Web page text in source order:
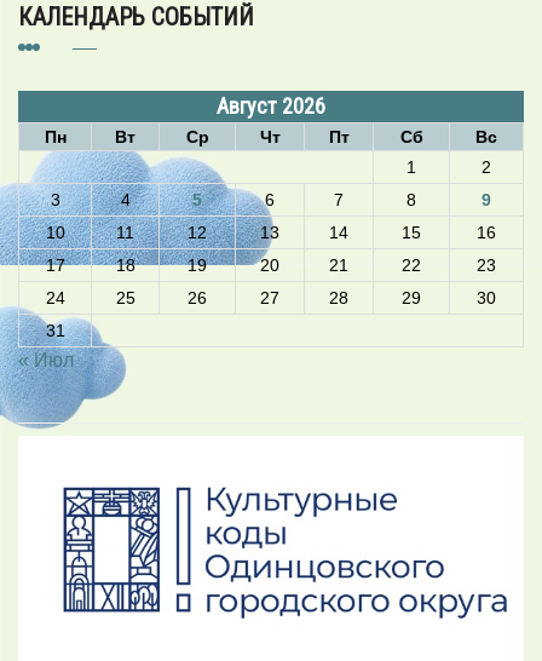
КАЛЕНДАРЬ СОБЫТИЙ
Август 2026
Пн Вт Ср Чт Пт Сб
Вс
1
2
3
4 5 6 7 8
9
10
11 12 13 14 15
16
17
18 19 20 21 22
23
24
25 26 27 28 29
30
31
« Июл